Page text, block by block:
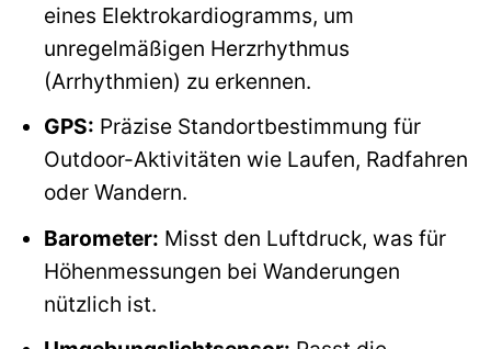
eines Elektrokardiogramms, um
unregelmäßigen Herzrhythmus
(Arrhythmien) zu erkennen.
GPS: Präzise Standortbestimmung für
Outdoor-Aktivitäten wie Laufen, Radfahren
oder Wandern.
Barometer: Misst den Luftdruck, was für
Höhenmessungen bei Wanderungen
nützlich ist.